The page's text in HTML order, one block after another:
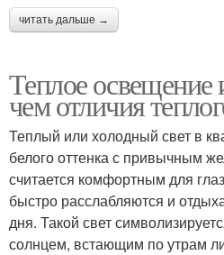
читать дальше →
Теплое освещение
чем отличия
Теплый или холодный свет в
белого оттенка с привычным
считается комфортным для
быстро расслабляются и
дня. Такой свет
солнцем, встающим по утрам